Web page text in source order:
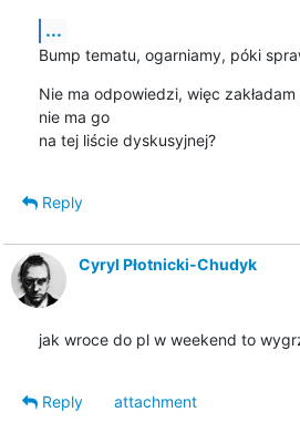
...
Bump tematu, ogarniamy, póki
Nie ma odpowiedzi, więc
nie ma go
na tej liście dyskusyjnej?
Reply
Cyryl Płotnicki-Chudyk
jak wroce do pl w weekend to
Reply
attachment